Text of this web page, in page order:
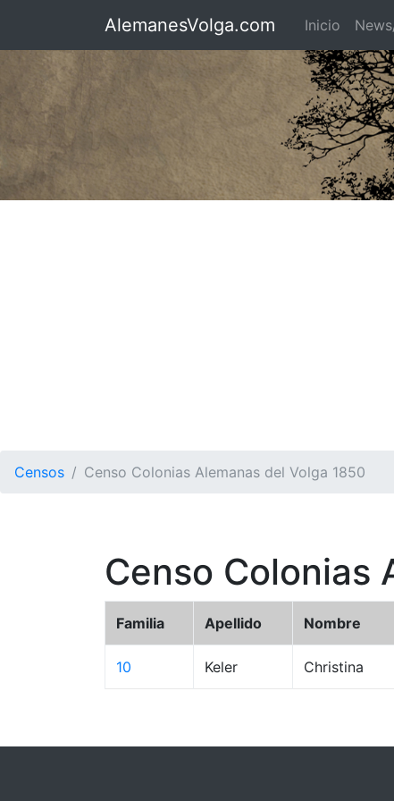
AlemanesVolga.com Inicio
Censos Censo Colonias Alemanas del Volga 1850
Censo Colonias
Familia Apellido Nombre
10 Keler Christina